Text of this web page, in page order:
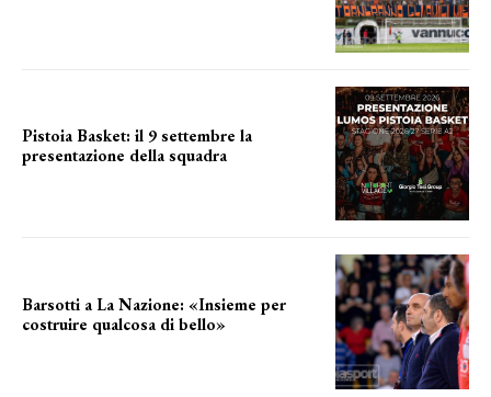
Pistoia Basket: il 9 settembre la
presentazione della squadra
Barsotti a La Nazione: «Insieme per
costruire qualcosa di bello»